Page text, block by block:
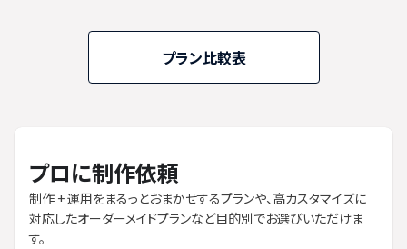
プラン比較表
プロに制作依頼
制作 + 運用をまるっとおまかせするプランや、高カスタマイズに
対応したオーダーメイドプランなど目的別でお選びいただけま
す。